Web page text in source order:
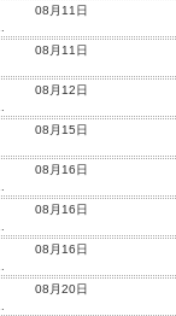
08月11日
08月11日
08月12日
08月15日
08月16日
08月16日
08月16日
08月20日